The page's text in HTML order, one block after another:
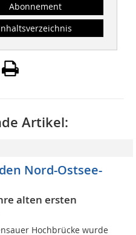
Abonnement
Artikel:
Nord-Ostsee-
alten ersten
Hochbrücke wurde